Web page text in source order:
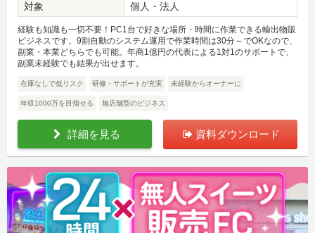
対象 個人・法人
経験も知識も一切不要！PC1台で好きな場所・時間に作業できる輸出物販
ビジネスです。9割自動のシステム運用で作業時間は30分～でOKなので、
副業・本業どちらでも可能。年商1億円の代表による1対1のサポートで、
副業未経験でも結果が出せます。
在庫なしで低リスク 研修・サポートが充実 未経験からオーナーに
年収1000万を目指せる 無店舗型のビジネス
詳細を見る 資料ダウンロード